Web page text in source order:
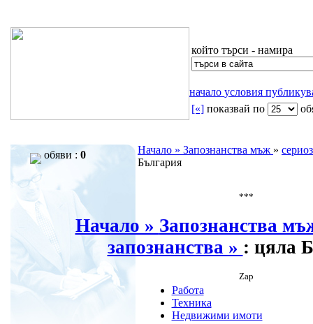
който търси - намира
начало условия
[«] показвай по
обяви : 0 Начало » Запознанства мъж »
България
***
Начало » Запознанства
запознанства » : цяла
Zap
Работа
Техника
Недвижими имоти